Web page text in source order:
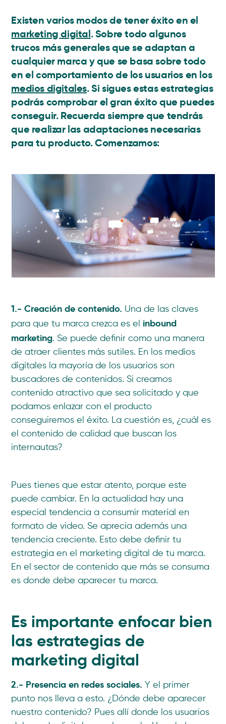
Existen varios modos de tener éxito en el
marketing digital. Sobre todo algunos
trucos más generales que se adaptan a
cualquier marca y que se basa sobre todo
en el comportamiento de los usuarios en los
medios digitales. Si sigues estas estrategias
podrás comprobar el gran éxito que puedes
conseguir. Recuerda siempre que tendrás
que realizar las adaptaciones necesarias
para tu producto. Comenzamos:
1.- Creación de contenido. Una de las claves
para que tu marca crezca es el inbound
marketing. Se puede definir como una manera
de atraer clientes más sutiles. En los medios
digitales la mayoría de los usuarios son
buscadores de contenidos. Si creamos
contenido atractivo que sea solicitado y que
podamos enlazar con el producto
conseguiremos el éxito. La cuestión es, ¿cuál es
el contenido de calidad que buscan los
internautas?
Pues tienes que estar atento, porque este
puede cambiar. En la actualidad hay una
especial tendencia a consumir material en
formato de video. Se aprecia además una
tendencia creciente. Esto debe definir tu
estrategia en el marketing digital de tu marca.
En el sector de contenido que más se consuma
es donde debe aparecer tu marca.
Es importante enfocar bien
las estrategias de
marketing digital
2.- Presencia en redes sociales. Y el primer
punto nos lleva a esto. ¿Dónde debe aparecer
nuestro contenido? Pues allí donde los usuarios